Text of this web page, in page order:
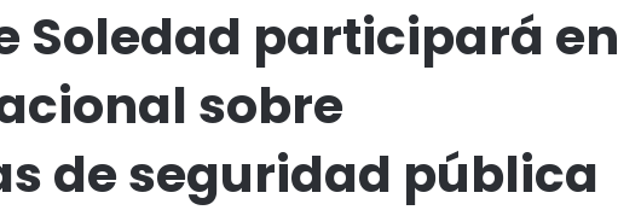
Soledad participará en
sobre
de seguridad pública